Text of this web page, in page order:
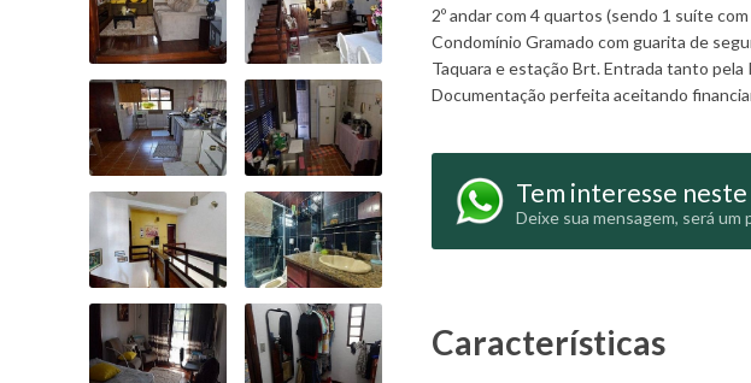
2º andar com 4 quartos (sendo 1 suíte
Condomínio Gramado com guarita de
Taquara e estação Brt. Entrada tanto pela
Documentação perfeita aceitando
Tem interesse
Deixe sua mensagem, será um
Características